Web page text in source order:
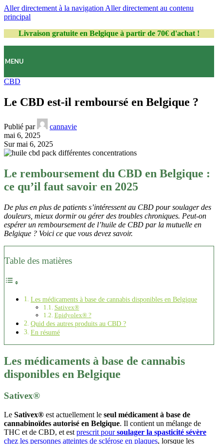
Aller directement à la navigation Aller directement au contenu
principal
Livraison gratuite en Belgique à partir de 70€ d'achat !
MENU
CBD
Le CBD est-il remboursé en Belgique ?
Publié par
cannavie
mai 6, 2025
Sur mai 6, 2025
Le remboursement du CBD en Belgique :
ce qu’il faut savoir en 2025
De plus en plus de patients s’intéressent au CBD pour soulager des
douleurs, mieux dormir ou gérer des troubles chroniques. Peut-on
espérer un remboursement de l’huile de CBD par la mutuelle en
Belgique ? Voici ce que vous devez savoir.
Table des matières
Les médicaments à base de cannabis disponibles en Belgique
Sativex®
Epidyolex® ?
Quid des autres produits au CBD ?
En résumé
Les médicaments à base de cannabis
disponibles en Belgique
Sativex®
Le Sativex® est actuellement le seul médicament à base de
cannabinoïdes autorisé en Belgique. Il contient un mélange de
THC et de CBD, et est prescrit poursoulager la spasticité sévère
chez les personnes atteintes de sclérose en plaques, lorsque les